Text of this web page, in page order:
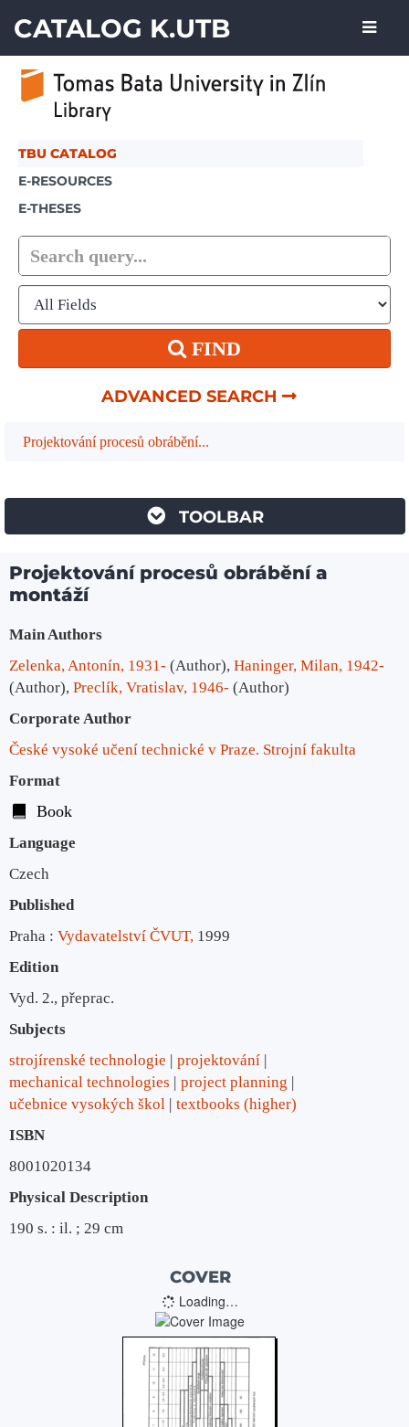
CATALOG K.UTB
TBU CATALOG
E-RESOURCES
E-THESES
FIND
ADVANCED SEARCH
Projektování procesů obrábění...
TOOLBAR
Projektování procesů obrábění a
montáží
Bibliographic Details
Main Authors
Zelenka, Antonín, 1931- (Author), Haninger, Milan, 1942-
(Author), Preclík, Vratislav, 1946- (Author)
Corporate Author
České vysoké učení technické v Praze. Strojní fakulta
Format
Book
Language
Czech
Published
Praha : Vydavatelství ČVUT, 1999
Edition
Vyd. 2., přeprac.
Subjects
strojírenské technologie
projektování
mechanical technologies
project planning
učebnice vysokých škol
textbooks (higher)
ISBN
8001020134
Physical Description
190 s. : il. ; 29 cm
COVER
Loading…